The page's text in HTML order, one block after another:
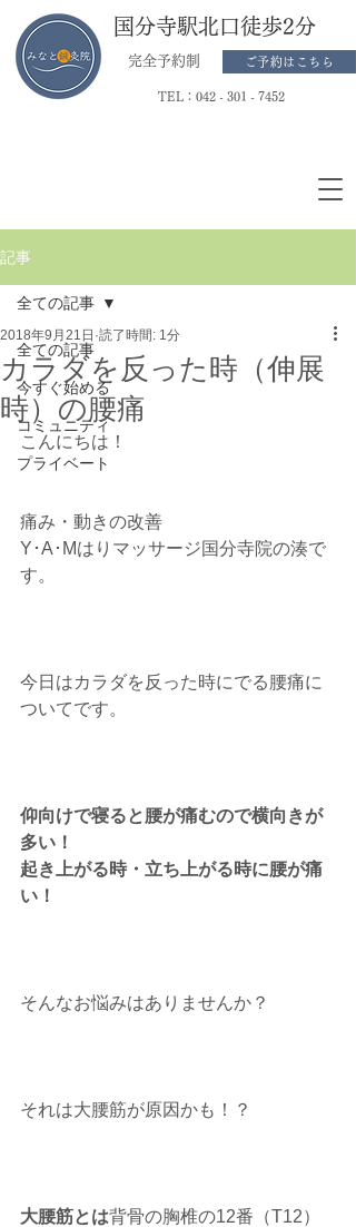
国分寺駅北口徒歩2分
完全予約制 ご予約はこちら
TEL： 042 - 301 - 7452
記事
全ての記事
今すぐ始める
コミュニティ
プライベート
全ての記事
カラダを反った時（伸展
時）の腰痛
2018年9月21日 読了時間: 1分
こんにちは！
痛み・動きの改善
Y･A･Mはりマッサージ国分寺院の湊で
す。
今日はカラダを反った時にでる腰痛に
ついてです。
仰向けで寝ると腰が痛むので横向きが
多い！
起き上がる時・立ち上がる時に腰が痛
い！
そんなお悩みはありませんか？
それは大腰筋が原因かも！？
大腰筋とは背骨の胸椎の12番（T12）